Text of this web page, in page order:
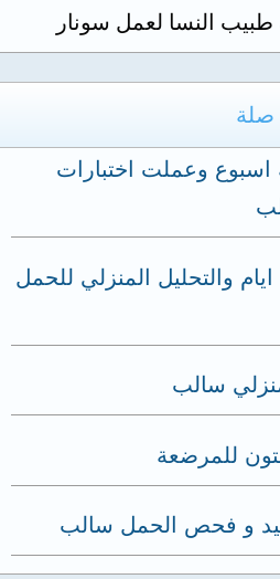
النسا لعمل سونار
صلة
اسبوع وعملت اختبارات
تأخر الدورة الشهرية 3 ايام والتحليل المنزلي للحمل
سالب
للمرضعة
و فحص الحمل سالب